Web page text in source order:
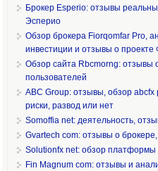
Брокер Esperio: отзывы
Эсперио
Обзор брокера Fiorqomfar Pro,
инвестиции и отзывы о
Обзор сайта Rbcmorng: отзывы
пользователей
ABC Group: отзывы, обзор abcfx
риски, развод или нет
Somoffia net: деятельность,
Gvartech com: отзывы о
Solutionfx net: обзор
Fin Magnum com: отзывы и